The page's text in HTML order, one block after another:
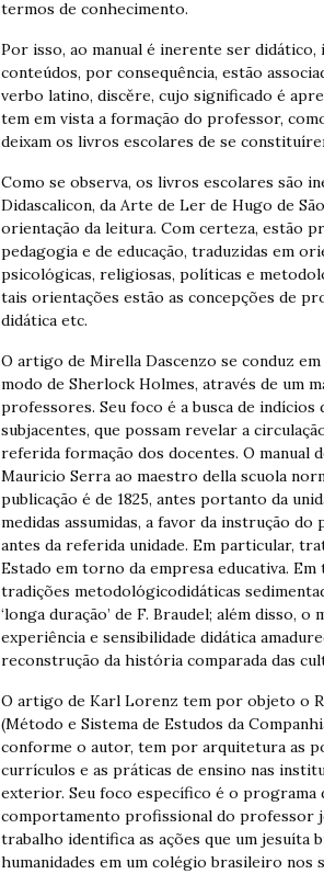
termos de conhecimento.
Por isso, ao manual é inerente ser
conteúdos, por consequência, estão
verbo latino, discěre, cujo significado é
tem em vista a formação do professor,
deixam os livros escolares de se
Como se observa, os livros escolares são
Didascalicon, da Arte de Ler de Hugo de
orientação da leitura. Com certeza, estão
pedagogia e de educação, traduzidas em
psicológicas, religiosas, políticas e
tais orientações estão as concepções de
didática etc.
O artigo de Mirella Dascenzo se conduz
modo de Sherlock Holmes, através de um
professores. Seu foco é a busca de
subjacentes, que possam revelar a
referida formação dos docentes. O
Mauricio Serra ao maestro della scuola
publicação é de 1825, antes portanto da
medidas assumidas, a favor da instrução
antes da referida unidade. Em particular,
Estado em torno da empresa educativa.
tradições metodológicodidáticas
‘longa duração’ de F. Braudel; além disso,
experiência e sensibilidade didática
reconstrução da história comparada das
O artigo de Karl Lorenz tem por objeto o
(Método e Sistema de Estudos da
conforme o autor, tem por arquitetura as
currículos e as práticas de ensino nas
exterior. Seu foco específico é o programa
comportamento profissional do professor
trabalho identifica as ações que um jesuíta
humanidades em um colégio brasileiro nos